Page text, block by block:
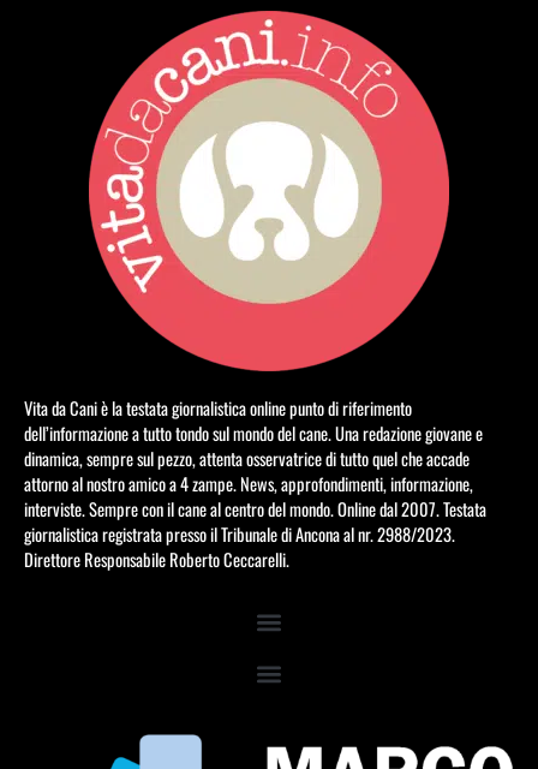
Vita da Cani è la testata giornalistica online punto di riferimento
dell’informazione a tutto tondo sul mondo del cane. Una redazione giovane e
dinamica, sempre sul pezzo, attenta osservatrice di tutto quel che accade
attorno al nostro amico a 4 zampe. News, approfondimenti, informazione,
interviste. Sempre con il cane al centro del mondo. Online dal 2007. Testata
giornalistica registrata presso il Tribunale di Ancona al nr. 2988/2023.
Direttore Responsabile Roberto Ceccarelli.